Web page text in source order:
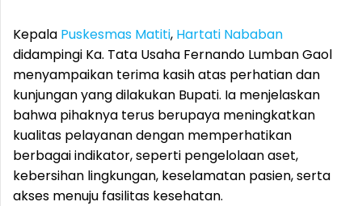
Kepala Puskesmas Matiti, Hartati Nababan
didampingi Ka. Tata Usaha Fernando Lumban Gaol
menyampaikan terima kasih atas perhatian dan
kunjungan yang dilakukan Bupati. Ia menjelaskan
bahwa pihaknya terus berupaya meningkatkan
kualitas pelayanan dengan memperhatikan
berbagai indikator, seperti pengelolaan aset,
kebersihan lingkungan, keselamatan pasien, serta
akses menuju fasilitas kesehatan.